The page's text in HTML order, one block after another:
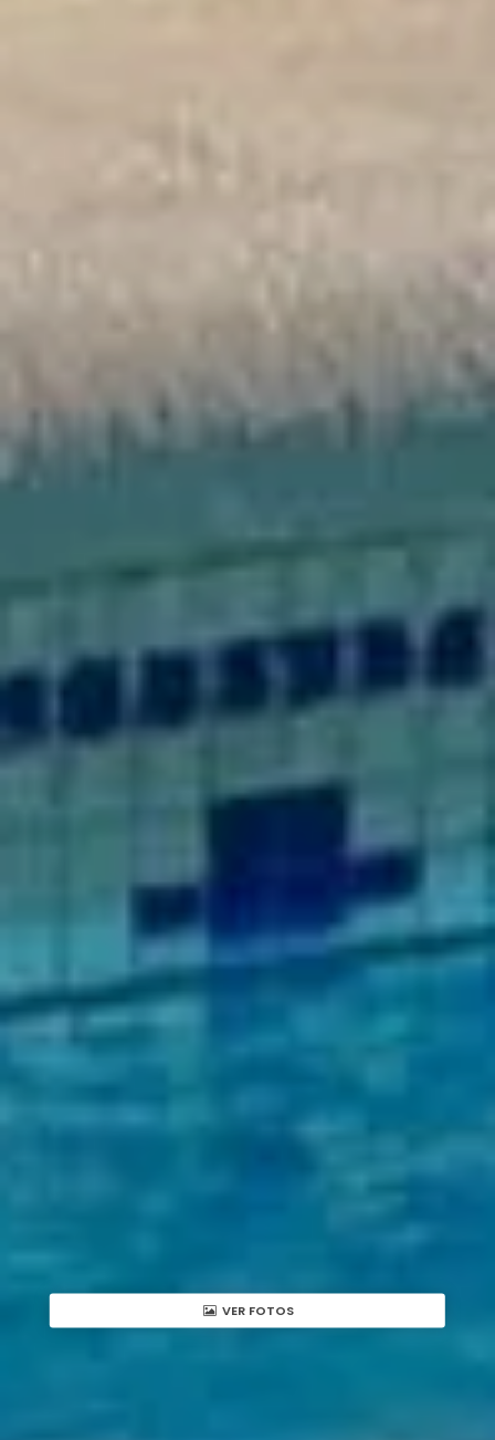
VER FOTOS